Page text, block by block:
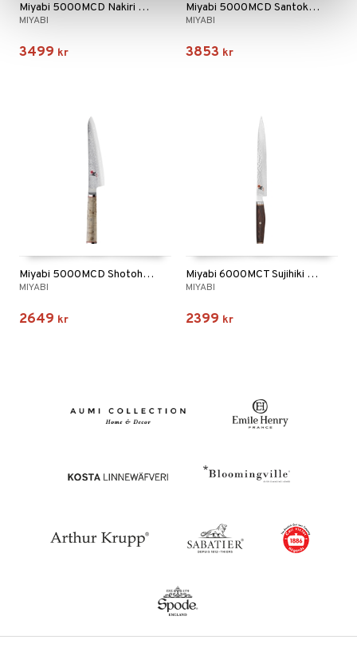
Miyabi 5000MCD Nakiri Grönsaks-/fruktkniv
MIYABI
3499 kr
Miyabi 5000MCD Santoku Japansk kockkniv
MIYABI
3853 kr
Miyabi 5000MCD Shotoh Allkniv
MIYABI
2649 kr
Miyabi 6000MCT Sujihiki Filékniv
MIYABI
2399 kr